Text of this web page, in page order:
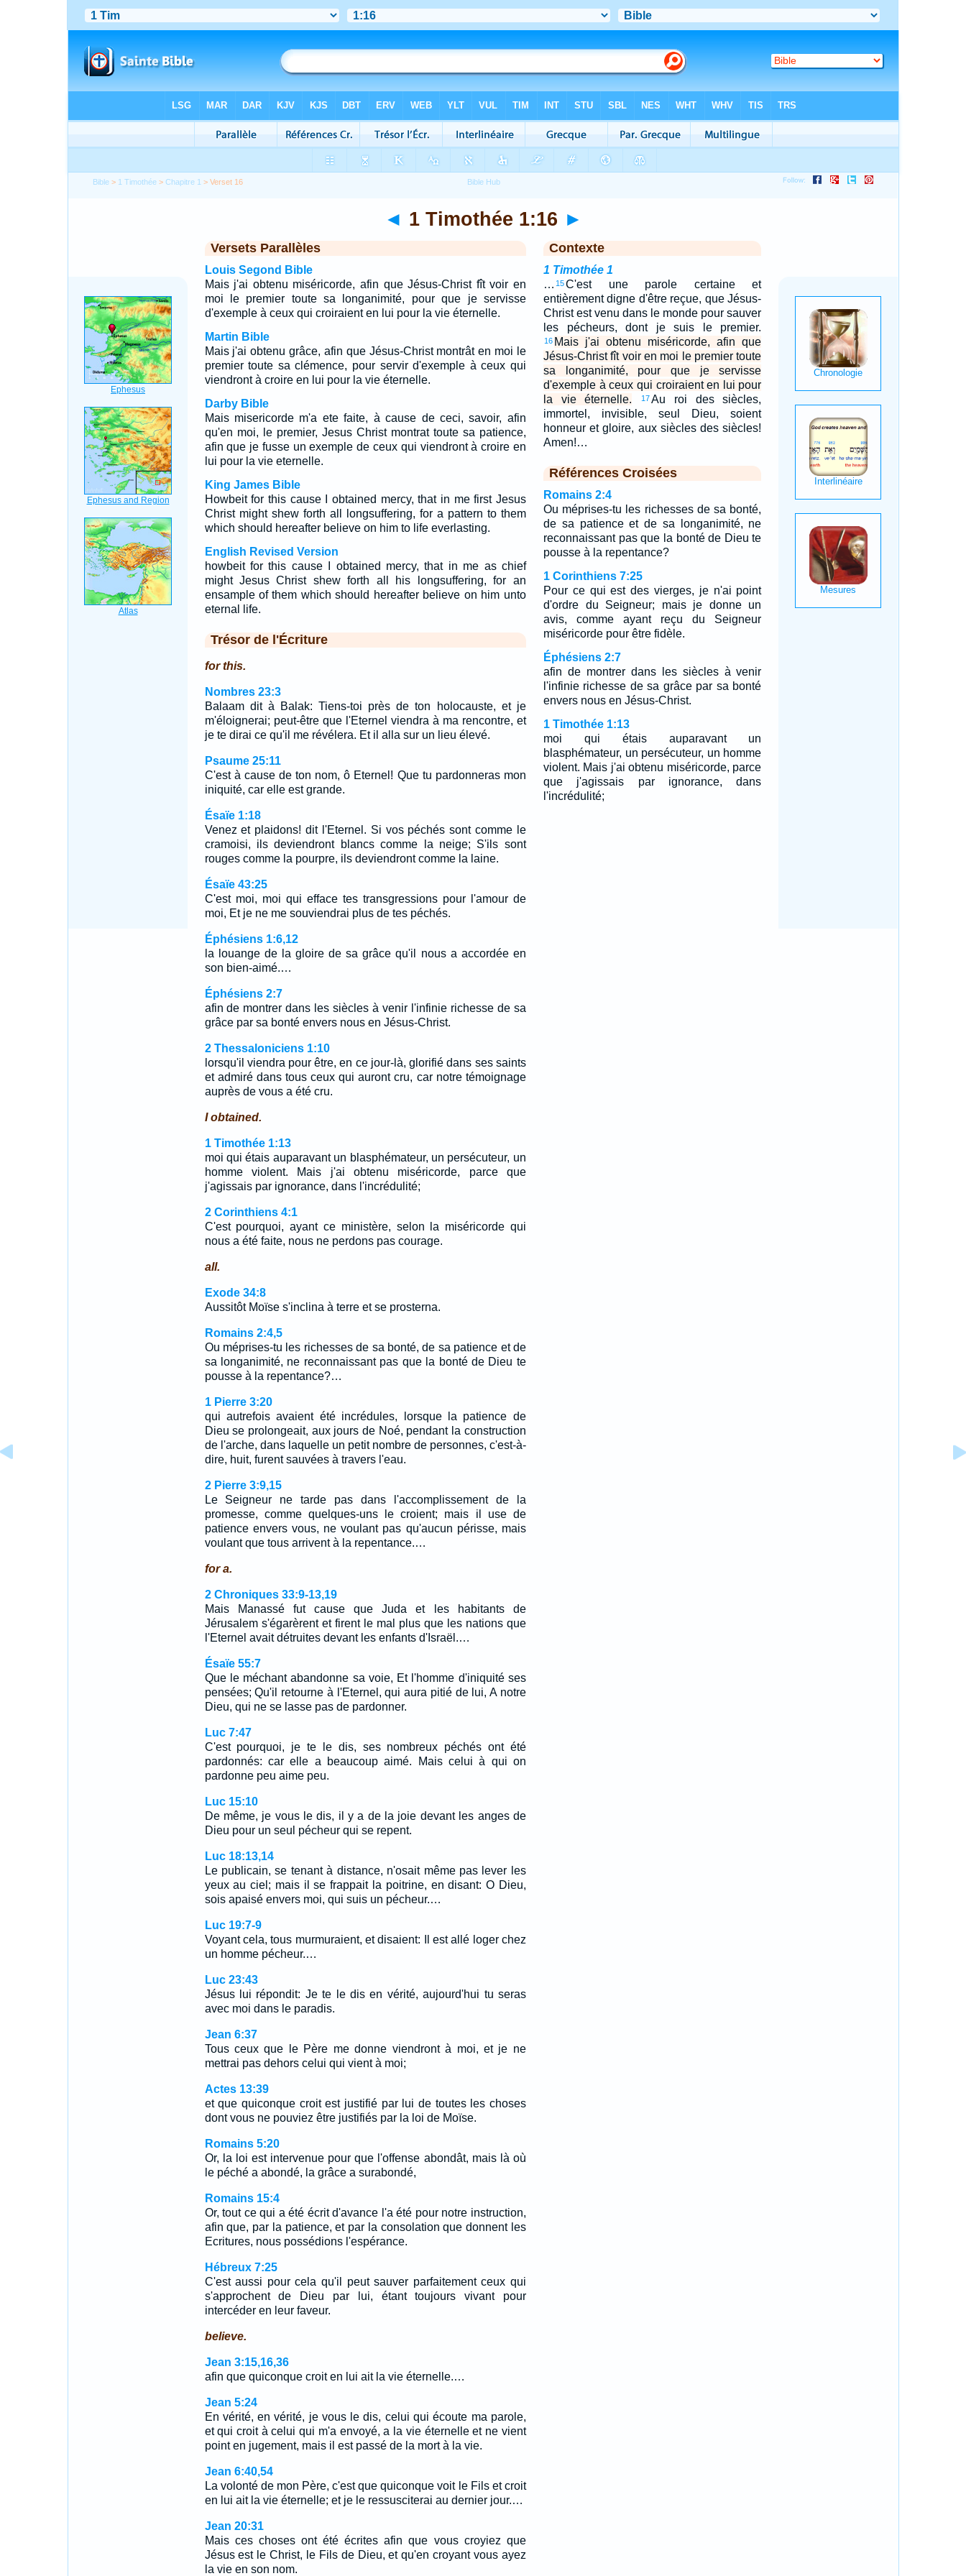
Bible > 1 Timothée >Chapitre 1 > Verset 16
◄ 1 Timothée 1:16 ►
Versets Parallèles
Louis Segond Bible
Mais j'ai obtenu miséricorde, afin que Jésus-Christ fît voir en
moi le premier toute sa longanimité, pour que je servisse
d'exemple à ceux qui croiraient en lui pour la vie éternelle.
Martin Bible
Mais j'ai obtenu grâce, afin que Jésus-Christ montrât en moi le
premier toute sa clémence, pour servir d'exemple à ceux qui
viendront à croire en lui pour la vie éternelle.
Darby Bible
Mais misericorde m'a ete faite, à cause de ceci, savoir, afin
qu'en moi, le premier, Jesus Christ montrat toute sa patience,
afin que je fusse un exemple de ceux qui viendront à croire en
lui pour la vie eternelle.
King James Bible
Howbeit for this cause I obtained mercy, that in me first Jesus
Christ might shew forth all longsuffering, for a pattern to them
which should hereafter believe on him to life everlasting.
English Revised Version
howbeit for this cause I obtained mercy, that in me as chief
might Jesus Christ shew forth all his longsuffering, for an
ensample of them which should hereafter believe on him unto
eternal life.
Trésor de l'Écriture
for this.
Nombres 23:3
Balaam dit à Balak: Tiens-toi près de ton holocauste, et je
m'éloignerai; peut-être que l'Eternel viendra à ma rencontre, et
je te dirai ce qu'il me révélera. Et il alla sur un lieu élevé.
Psaume 25:11
C'est à cause de ton nom, ô Eternel! Que tu pardonneras mon
iniquité, car elle est grande.
Ésaïe 1:18
Venez et plaidons! dit l'Eternel. Si vos péchés sont comme le
cramoisi, ils deviendront blancs comme la neige; S'ils sont
rouges comme la pourpre, ils deviendront comme la laine.
Ésaïe 43:25
C'est moi, moi qui efface tes transgressions pour l'amour de
moi, Et je ne me souviendrai plus de tes péchés.
Éphésiens 1:6,12
la louange de la gloire de sa grâce qu'il nous a accordée en
son bien-aimé.…
Éphésiens 2:7
afin de montrer dans les siècles à venir l'infinie richesse de sa
grâce par sa bonté envers nous en Jésus-Christ.
2 Thessaloniciens 1:10
lorsqu'il viendra pour être, en ce jour-là, glorifié dans ses saints
et admiré dans tous ceux qui auront cru, car notre témoignage
auprès de vous a été cru.
I obtained.
1 Timothée 1:13
moi qui étais auparavant un blasphémateur, un persécuteur, un
homme violent. Mais j'ai obtenu miséricorde, parce que
j'agissais par ignorance, dans l'incrédulité;
2 Corinthiens 4:1
C'est pourquoi, ayant ce ministère, selon la miséricorde qui
nous a été faite, nous ne perdons pas courage.
all.
Exode 34:8
Aussitôt Moïse s'inclina à terre et se prosterna.
Romains 2:4,5
Ou méprises-tu les richesses de sa bonté, de sa patience et de
sa longanimité, ne reconnaissant pas que la bonté de Dieu te
pousse à la repentance?…
1 Pierre 3:20
qui autrefois avaient été incrédules, lorsque la patience de
Dieu se prolongeait, aux jours de Noé, pendant la construction
de l'arche, dans laquelle un petit nombre de personnes, c'est-à-
dire, huit, furent sauvées à travers l'eau.
2 Pierre 3:9,15
Le Seigneur ne tarde pas dans l'accomplissement de la
promesse, comme quelques-uns le croient; mais il use de
patience envers vous, ne voulant pas qu'aucun périsse, mais
voulant que tous arrivent à la repentance.…
for a.
2 Chroniques 33:9-13,19
Mais Manassé fut cause que Juda et les habitants de
Jérusalem s'égarèrent et firent le mal plus que les nations que
l'Eternel avait détruites devant les enfants d'Israël.…
Ésaïe 55:7
Que le méchant abandonne sa voie, Et l'homme d'iniquité ses
pensées; Qu'il retourne à l'Eternel, qui aura pitié de lui, A notre
Dieu, qui ne se lasse pas de pardonner.
Luc 7:47
C'est pourquoi, je te le dis, ses nombreux péchés ont été
pardonnés: car elle a beaucoup aimé. Mais celui à qui on
pardonne peu aime peu.
Luc 15:10
De même, je vous le dis, il y a de la joie devant les anges de
Dieu pour un seul pécheur qui se repent.
Luc 18:13,14
Le publicain, se tenant à distance, n'osait même pas lever les
yeux au ciel; mais il se frappait la poitrine, en disant: O Dieu,
sois apaisé envers moi, qui suis un pécheur.…
Luc 19:7-9
Voyant cela, tous murmuraient, et disaient: Il est allé loger chez
un homme pécheur.…
Luc 23:43
Jésus lui répondit: Je te le dis en vérité, aujourd'hui tu seras
avec moi dans le paradis.
Jean 6:37
Tous ceux que le Père me donne viendront à moi, et je ne
mettrai pas dehors celui qui vient à moi;
Actes 13:39
et que quiconque croit est justifié par lui de toutes les choses
dont vous ne pouviez être justifiés par la loi de Moïse.
Romains 5:20
Or, la loi est intervenue pour que l'offense abondât, mais là où
le péché a abondé, la grâce a surabondé,
Romains 15:4
Or, tout ce qui a été écrit d'avance l'a été pour notre instruction,
afin que, par la patience, et par la consolation que donnent les
Ecritures, nous possédions l'espérance.
Hébreux 7:25
C'est aussi pour cela qu'il peut sauver parfaitement ceux qui
s'approchent de Dieu par lui, étant toujours vivant pour
intercéder en leur faveur.
believe.
Jean 3:15,16,36
afin que quiconque croit en lui ait la vie éternelle.…
Jean 5:24
En vérité, en vérité, je vous le dis, celui qui écoute ma parole,
et qui croit à celui qui m'a envoyé, a la vie éternelle et ne vient
point en jugement, mais il est passé de la mort à la vie.
Jean 6:40,54
La volonté de mon Père, c'est que quiconque voit le Fils et croit
en lui ait la vie éternelle; et je le ressusciterai au dernier jour.…
Jean 20:31
Mais ces choses ont été écrites afin que vous croyiez que
Jésus est le Christ, le Fils de Dieu, et qu'en croyant vous ayez
la vie en son nom.
Contexte
1 Timothée 1
… 15C'est une parole certaine et
entièrement digne d'être reçue, que Jésus-
Christ est venu dans le monde pour sauver
les pécheurs, dont je suis le premier.
16 Mais j'ai obtenu miséricorde, afin que
Jésus-Christ fît voir en moi le premier toute
sa longanimité, pour que je servisse
d'exemple à ceux qui croiraient en lui pour
la vie éternelle.
17Au roi des siècles,
immortel, invisible, seul Dieu, soient
honneur et gloire, aux siècles des siècles!
Amen!…
Références Croisées
Romains 2:4
Ou méprises-tu les richesses de sa bonté,
de sa patience et de sa longanimité, ne
reconnaissant pas que la bonté de Dieu te
pousse à la repentance?
1 Corinthiens 7:25
Pour ce qui est des vierges, je n'ai point
d'ordre du Seigneur; mais je donne un
avis, comme ayant reçu du Seigneur
miséricorde pour être fidèle.
Éphésiens 2:7
afin de montrer dans les siècles à venir
l'infinie richesse de sa grâce par sa bonté
envers nous en Jésus-Christ.
1 Timothée 1:13
moi qui étais auparavant un
blasphémateur, un persécuteur, un homme
violent. Mais j'ai obtenu miséricorde, parce
que j'agissais par ignorance, dans
l'incrédulité;